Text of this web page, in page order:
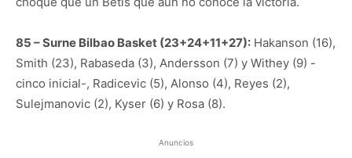
85 – Surne Bilbao Basket (23+24+11+27): Hakanson (16),
Smith (23), Rabaseda (3), Andersson (7) y Withey (9) -
cinco inicial-, Radicevic (5), Alonso (4), Reyes (2),
Sulejmanovic (2), Kyser (6) y Rosa (8).
Anuncios